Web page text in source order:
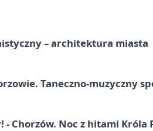
– architektura miasta
Taneczno-muzyczny
- Chorzów. Noc z hitami Króla